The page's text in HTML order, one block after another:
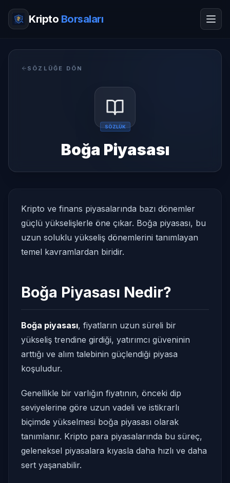
Kripto Borsaları
SÖZLÜĞE DÖN
SÖZLÜK
Boğa Piyasası
Kripto ve finans piyasalarında bazı dönemler
güçlü yükselişlerle öne çıkar. Boğa piyasası, bu
uzun soluklu yükseliş dönemlerini tanımlayan
temel kavramlardan biridir.
Boğa Piyasası Nedir?
Boğa piyasası, fiyatların uzun süreli bir
yükseliş trendine girdiği, yatırımcı güveninin
arttığı ve alım talebinin güçlendiği piyasa
koşuludur.
Genellikle bir varlığın fiyatının, önceki dip
seviyelerine göre uzun vadeli ve istikrarlı
biçimde yükselmesi boğa piyasası olarak
tanımlanır. Kripto para piyasalarında bu süreç,
geleneksel piyasalara kıyasla daha hızlı ve daha
sert yaşanabilir.